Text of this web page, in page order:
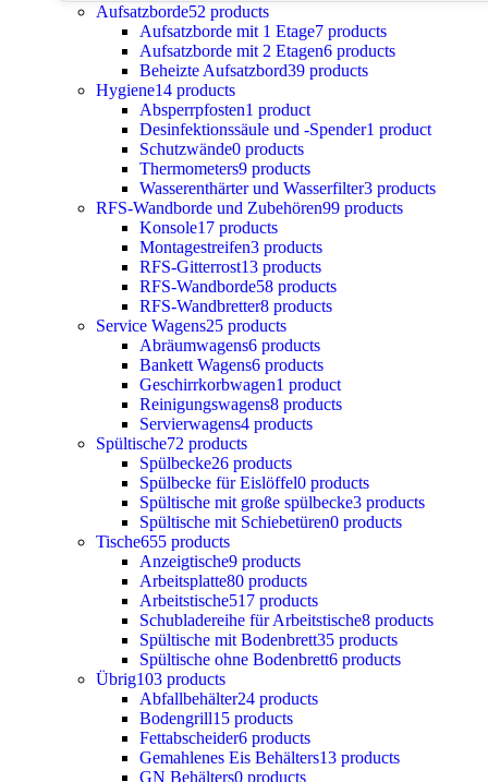
Aufsatzborde52 products
Aufsatzborde mit 1 Etage7 products
Aufsatzborde mit 2 Etagen6 products
Beheizte Aufsatzbord39 products
Hygiene14 products
Absperrpfosten1 product
Desinfektionssäule und -Spender1 product
Schutzwände0 products
Thermometers9 products
Wasserenthärter und Wasserfilter3 products
RFS-Wandborde und Zubehören99 products
Konsole17 products
Montagestreifen3 products
RFS-Gitterrost13 products
RFS-Wandborde58 products
RFS-Wandbretter8 products
Service Wagens25 products
Abräumwagens6 products
Bankett Wagens6 products
Geschirrkorbwagen1 product
Reinigungswagens8 products
Servierwagens4 products
Spültische72 products
Spülbecke26 products
Spülbecke für Eislöffel0 products
Spültische mit große spülbecke3 products
Spültische mit Schiebetüren0 products
Tische655 products
Anzeigtische9 products
Arbeitsplatte80 products
Arbeitstische517 products
Schubladereihe für Arbeitstische8 products
Spültische mit Bodenbrett35 products
Spültische ohne Bodenbrett6 products
Übrig103 products
Abfallbehälter24 products
Bodengrill15 products
Fettabscheider6 products
Gemahlenes Eis Behälters13 products
GN Behälters0 products